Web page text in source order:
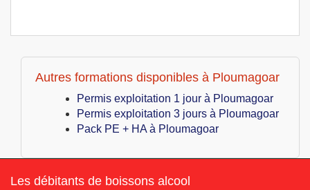
Autres formations disponibles à Ploumagoar
Permis exploitation 1 jour à Ploumagoar
Permis exploitation 3 jours à Ploumagoar
Pack PE + HA à Ploumagoar
Les débitants de boissons alcool